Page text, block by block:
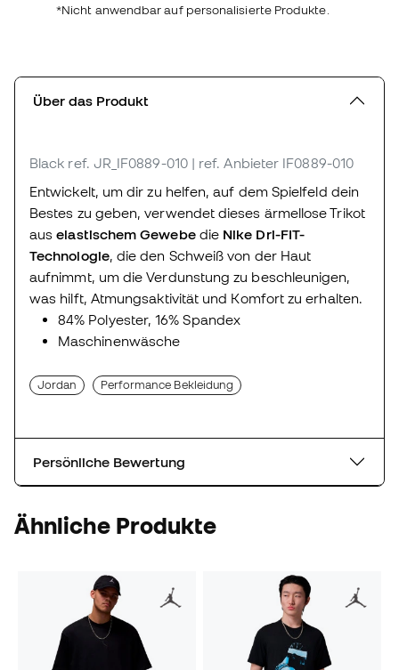
*Nicht anwendbar auf personalisierte Produkte.
Über das Produkt
Black ref. JR_IF0889-010 | ref. Anbieter IF0889-010
Entwickelt, um dir zu helfen, auf dem Spielfeld dein
Bestes zu geben, verwendet dieses ärmellose Trikot
auselastischem Gewebedie Nike Dri-FIT-
Technologie, die den Schweiß von der Haut
aufnimmt, um die Verdunstung zu beschleunigen,
was hilft, Atmungsaktivität und Komfort zu erhalten.
84% Polyester, 16% Spandex
Maschinenwäsche
Jordan Performance Bekleidung
Persönliche Bewertung
Ähnliche Produkte